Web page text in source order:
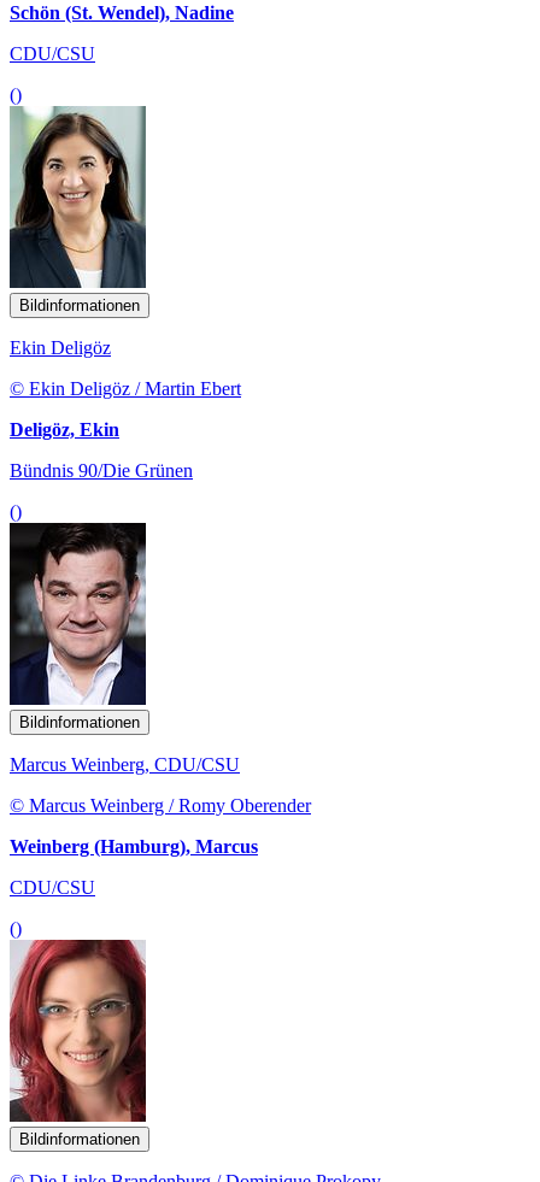
Schön (St. Wendel), Nadine
CDU/CSU
()
Bildinformationen
Ekin Deligöz
© Ekin Deligöz / Martin Ebert
Deligöz, Ekin
Bündnis 90/Die Grünen
()
Bildinformationen
Marcus Weinberg, CDU/CSU
© Marcus Weinberg / Romy Oberender
Weinberg (Hamburg), Marcus
CDU/CSU
()
Bildinformationen